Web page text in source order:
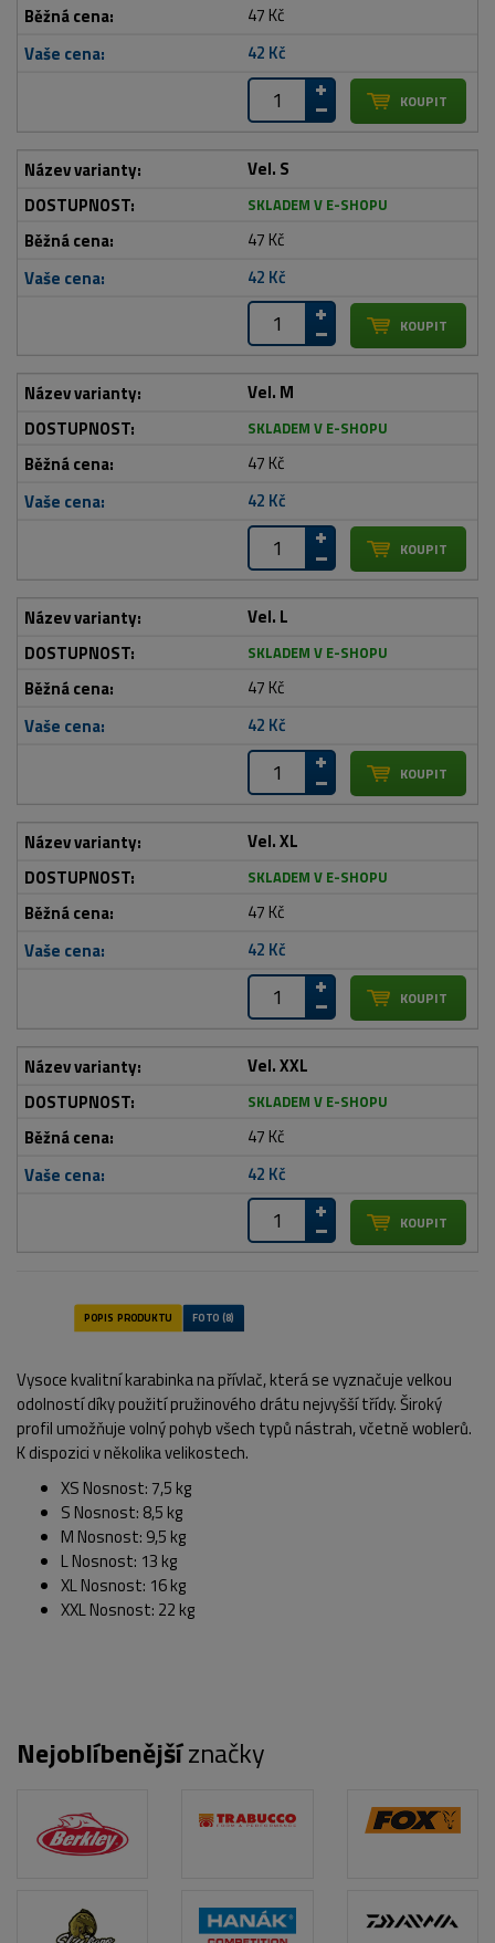
47 Kč
42 Kč
Vel. S
SKLADEM V E-SHOPU
47 Kč
42 Kč
Vel. M
SKLADEM V E-SHOPU
47 Kč
42 Kč
Vel. L
SKLADEM V E-SHOPU
47 Kč
42 Kč
Vel. XL
SKLADEM V E-SHOPU
47 Kč
42 Kč
Vel. XXL
SKLADEM V E-SHOPU
47 Kč
42 Kč
Vysoce kvalitní karabinka na přívlač, která se vyznačuje velkou
odolností díky použití pružinového drátu nejvyšší třídy. Široký
profil umožňuje volný pohyb všech typů nástrah, včetně woblerů.
K dispozici v několika velikostech.
XS Nosnost: 7,5 kg
S Nosnost: 8,5 kg
M Nosnost: 9,5 kg
L Nosnost: 13 kg
XL Nosnost: 16 kg
XXL Nosnost: 22 kg
Nejoblíbenějšíznačky